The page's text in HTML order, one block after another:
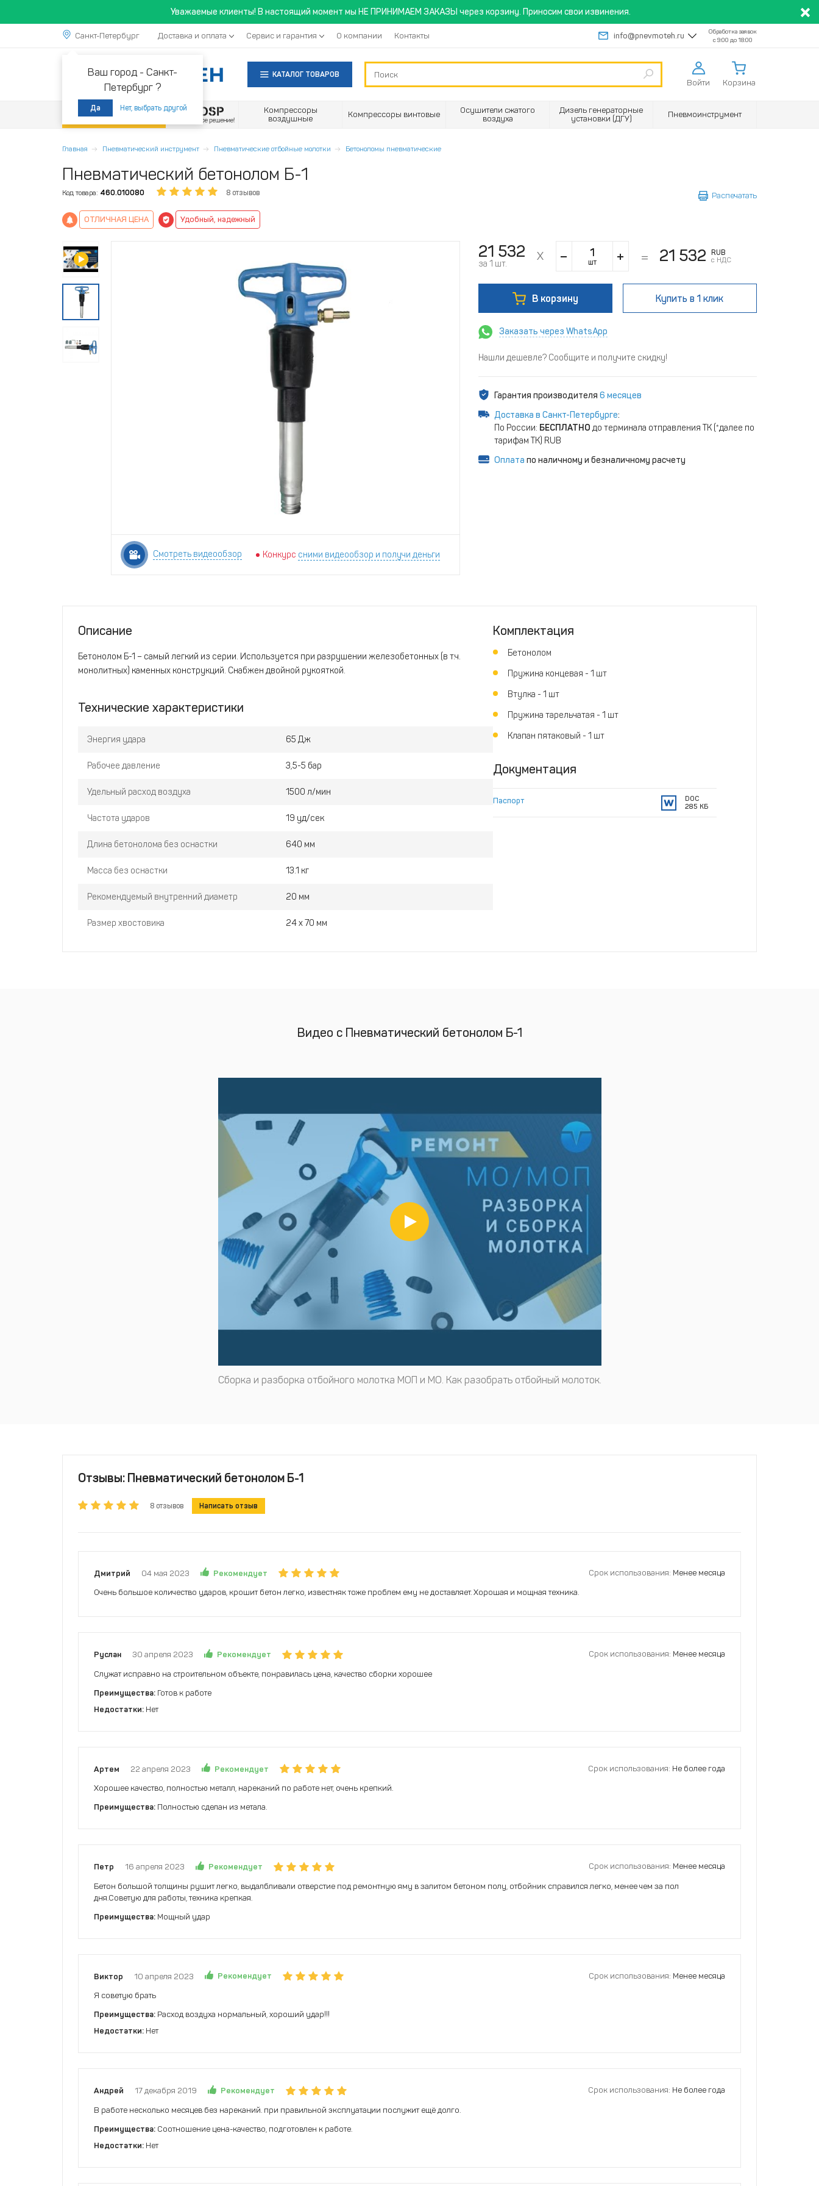
Уважаемые клиенты! В настоящий момент мы НЕ ПРИНИМАЕМ ЗАКАЗЫ через корзину. Приносим свои извинения.
Санкт-Петербург
Ваш город - Санкт-
Петербург ?
Да Нет, выбрать другой
Доставка и оплата Сервис и гарантия О компании Контакты info@pnevmoteh.ru
Обработка заявок
с 9:00 до 18:00
КАТАЛОГ ТОВАРОВ
Войти Корзина
Акции
Компрессоры
воздушные
Компрессоры винтовые
Осушители сжатого
воздуха
Дизель генераторные
установки (ДГУ)
Пневмоинструмент
Главная Пневматический инструмент Пневматические отбойные молотки Бетоноломы пневматические
Пневматический бетонолом Б-1
Код товара: 460.010080 8 отзывов Распечатать
ОТЛИЧНАЯ ЦЕНА Удобный, надежный
Смотреть видеообзор Конкурс сними видеообзор и получи деньги
21 532
за 1 шт. шт 21 532
RUB
с НДС
В корзину Купить в 1 клик
Заказать через WhatsApp
Нашли дешевле? Сообщите и получите скидку!
Гарантия производителя 6 месяцев
Доставка в Санкт-Петербурге:
По России: БЕСПЛАТНО до терминала отправления ТК (*далее по
тарифам ТК) RUB
Оплата по наличному и безналичному расчету
Описание
Бетонолом Б-1 – самый легкий из серии. Используется при разрушении железобетонных (в т.ч.
монолитных) каменных конструкций. Снабжен двойной рукояткой.
Технические характеристики
Энергия удара 65 Дж
Рабочее давление 3,5-5 бар
Удельный расход воздуха 1500 л/мин
Частота ударов 19 уд/сек
Длина бетонолома без оснастки 640 мм
Масса без оснастки 13.1 кг
Рекомендуемый внутренний диаметр 20 мм
Размер хвостовика 24 x 70 мм
Комплектация
Бетонолом
Пружина концевая - 1 шт
Втулка - 1 шт
Пружина тарельчатая - 1 шт
Клапан пятаковый - 1 шт
Документация
Паспорт
DOC
285 КБ
Видео с Пневматический бетонолом Б-1
Сборка и разборка отбойного молотка МОП и МО. Как разобрать отбойный молоток.
Отзывы: Пневматический бетонолом Б-1
8 отзывов Написать отзыв
Дмитрий 04 мая 2023 Рекомендует Срок использования: Менее месяца
Очень большое количество ударов, крошит бетон легко, известняк тоже проблем ему не доставляет. Хорошая и мощная техника.
Руслан 30 апреля 2023 Рекомендует Срок использования: Менее месяца
Служат исправно на строительном объекте, понравилась цена, качество сборки хорошее
Преимущества: Готов к работе
Недостатки: Нет
Артем 22 апреля 2023 Рекомендует Срок использования: Не более года
Хорошее качество, полностью металл, нареканий по работе нет, очень крепкий.
Преимущества: Полностью сделан из метала.
Петр 16 апреля 2023 Рекомендует Срок использования: Менее месяца
Бетон большой толщины рушит легко, выдалбливали отверстие под ремонтную яму в залитом бетоном полу, отбойник справился легко, менее чем за пол
дня.Советую для работы, техника крепкая.
Преимущества: Мощный удар
Виктор 10 апреля 2023 Рекомендует Срок использования: Менее месяца
Я советую брать
Преимущества: Расход воздуха нормальный, хороший удар!!!
Недостатки: Нет
Андрей 17 декабря 2019 Рекомендует Срок использования: Не более года
В работе несколько месяцев без нареканий. при правильной эксплуатации послужит ещё долго.
Преимущества: Соотношение цена-качество, подготовлен к работе.
Недостатки: Нет